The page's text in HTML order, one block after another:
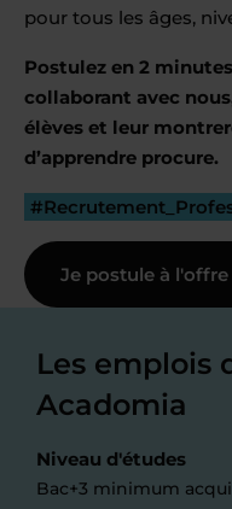
pour tous les âges,
Postulez en 2
collaborant avec
élèves et leur
d’apprendre procure.
Je postule à l'offre
Les emplois
Acadomia
Niveau d'études
Bac+3 minimum